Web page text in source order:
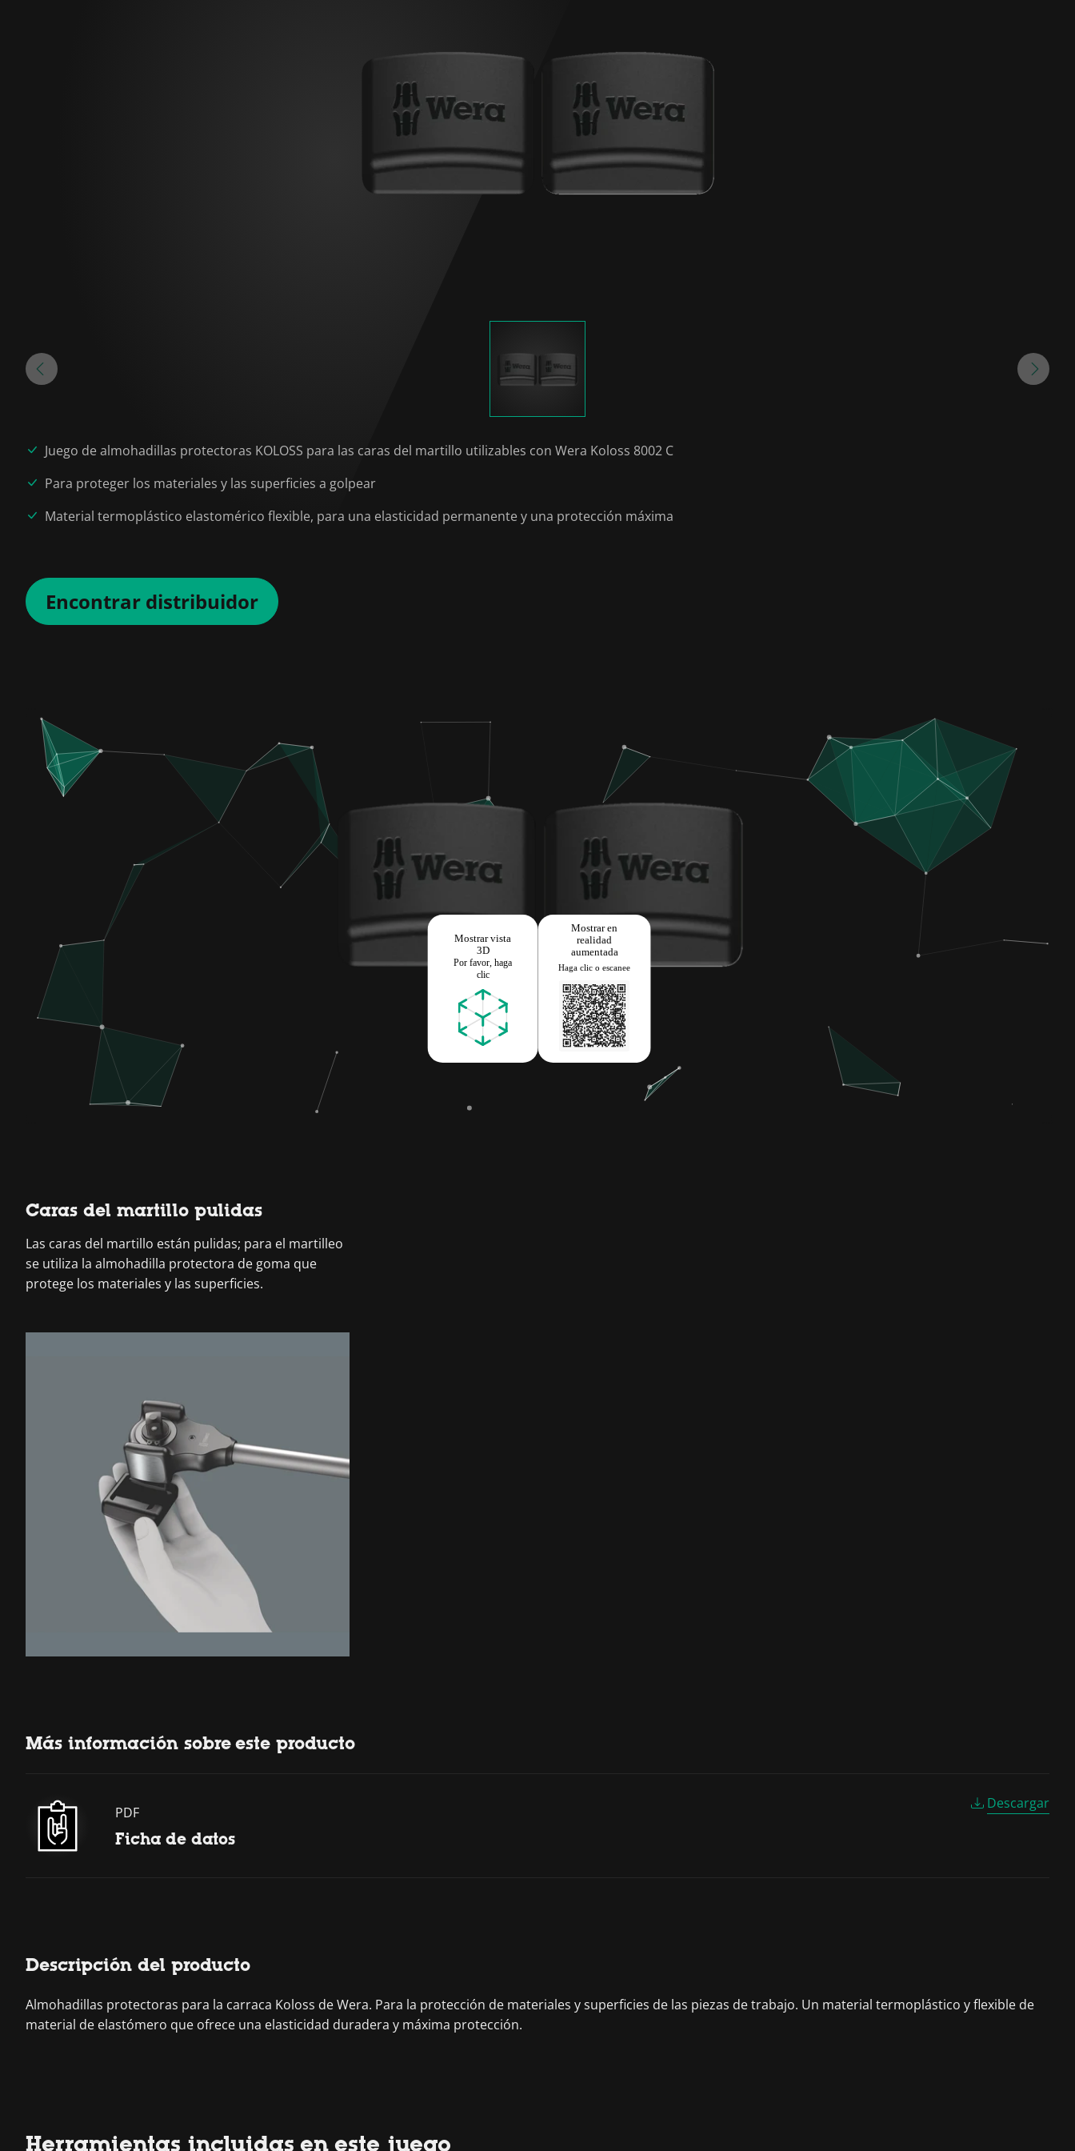
Juego de almohadillas protectoras KOLOSS para las caras del martillo utilizables con Wera Koloss 8002 C
Para proteger los materiales y las superficies a golpear
Material termoplástico elastomérico flexible, para una elasticidad permanente y una protección máxima
Encontrar distribuidor
Caras del martillo pulidas
Las caras del martillo están pulidas; para el martilleo
se utiliza la almohadilla protectora de goma que
protege los materiales y las superficies.
Más información sobre este producto
PDF
Ficha de datos
Descargar
Descripción del producto
Almohadillas protectoras para la carraca Koloss de Wera. Para la protección de materiales y superficies de las piezas de trabajo. Un material termoplástico y flexible de
material de elastómero que ofrece una elasticidad duradera y máxima protección.
Herramientas incluidas en este juego